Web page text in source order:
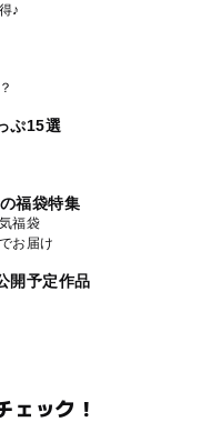
♪
ぷ15選
福袋特集
福袋
お届け
開予定作品
ェック！